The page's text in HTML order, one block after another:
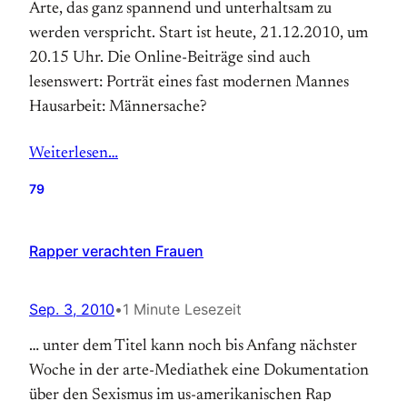
Arte, das ganz spannend und unterhaltsam zu
werden verspricht. Start ist heute, 21.12.2010, um
20.15 Uhr. Die Online-Beiträge sind auch
lesenswert: Porträt eines fast modernen Mannes
Hausarbeit: Männersache?
Weiterlesen…
79
Rapper verachten Frauen
Sep. 3, 2010•1 Minute Lesezeit
… unter dem Titel kann noch bis Anfang nächster
Woche in der arte-Mediathek eine Dokumentation
über den Sexismus im us-amerikanischen Rap